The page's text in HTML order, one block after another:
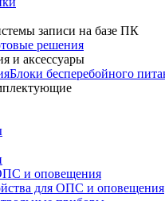
записи на базе ПК
решения
и аксессуары
Блоки бесперебойного
и оповещения
для ОПС и оповещения